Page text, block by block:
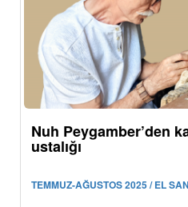
Nuh Peygamber’den
ustalığı
TEMMUZ-AĞUSTOS 2025 / EL